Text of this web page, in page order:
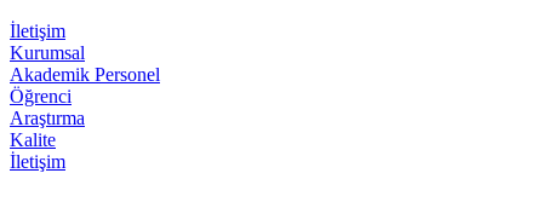
İletişim
Kurumsal
Akademik Personel
Öğrenci
Araştırma
Kalite
İletişim